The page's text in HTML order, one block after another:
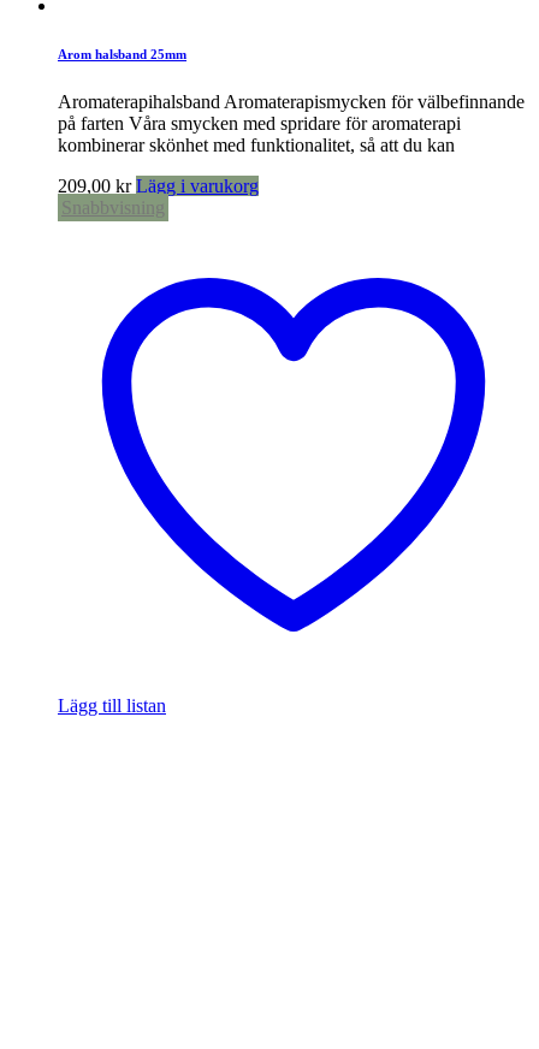
Arom halsband 25mm
Aromaterapihalsband Aromaterapismycken för välbefinnande
på farten Våra smycken med spridare för aromaterapi
kombinerar skönhet med funktionalitet, så att du kan
209,00 kr Lägg i varukorg
Snabbvisning
Lägg till listan